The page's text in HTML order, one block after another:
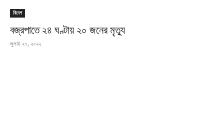
বিদেশ
বজ্রপাতে ২৪ ঘণ্টায় ২০ জনের মৃত্যু
জুলাই ২৭, ২০২২